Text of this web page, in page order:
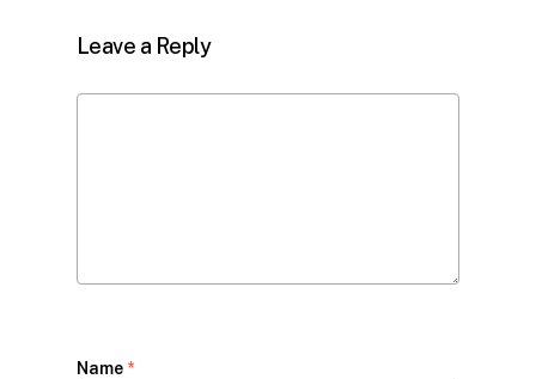
Leave a Reply
Name *